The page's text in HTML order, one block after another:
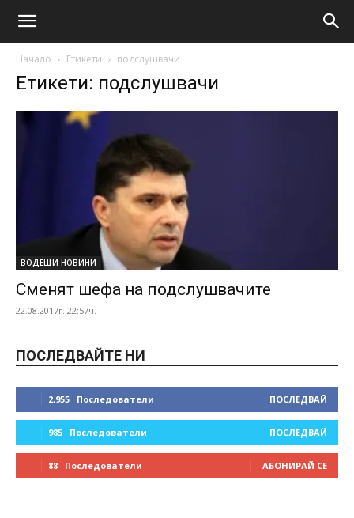
Начало Етикети подслушвачи
Етикети: подслушвачи
ВОДЕЩИ НОВИНИ
Сменят шефа на подслушвачите
22.08.2017г. 22:57ч.
ПОСЛЕДВАЙТЕ НИ
2,955 Последователи ПОСЛЕДВАЙ
985 Последователи ПОСЛЕДВАЙ
88 Последователи АБОНИРАЙ СЕ